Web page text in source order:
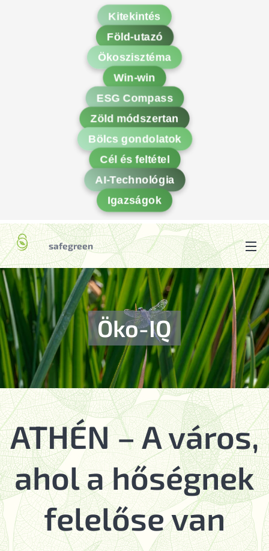
Kitekintés
Föld-utazó
Ökoszisztéma
Win-win
ESG Compass
Zöld módszertan
Bölcs gondolatok
Cél és feltétel
AI-Technológia
Igazságok
safegreen
Öko-IQ
ATHÉN – A város,
ahol a hőségnek
felelőse van